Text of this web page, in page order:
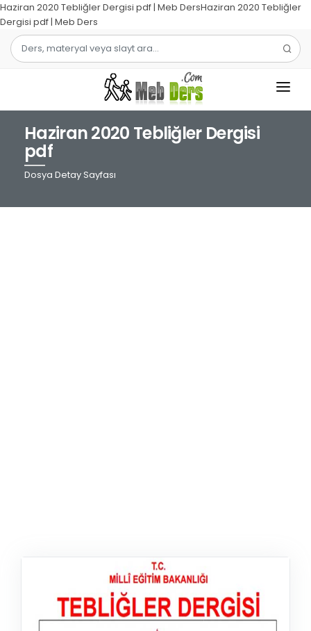
Haziran 2020 Tebliğler Dergisi pdf | Meb DersHaziran 2020 Tebliğler
Dergisi pdf | Meb Ders
1.SINIF
2.SINIF
Haziran 2020 Tebliğler Dergisi
pdf
Dosya Detay Sayfası